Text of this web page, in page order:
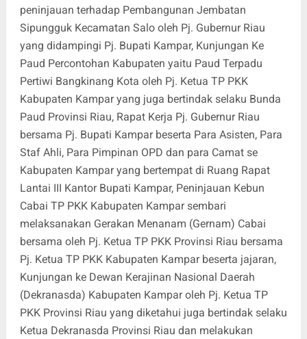
peninjauan terhadap Pembangunan Jembatan
Sipungguk Kecamatan Salo oleh Pj. Gubernur Riau
yang didampingi Pj. Bupati Kampar, Kunjungan Ke
Paud Percontohan Kabupaten yaitu Paud Terpadu
Pertiwi Bangkinang Kota oleh Pj. Ketua TP PKK
Kabupaten Kampar yang juga bertindak selaku Bunda
Paud Provinsi Riau, Rapat Kerja Pj. Gubernur Riau
bersama Pj. Bupati Kampar beserta Para Asisten, Para
Staf Ahli, Para Pimpinan OPD dan para Camat se
Kabupaten Kampar yang bertempat di Ruang Rapat
Lantai III Kantor Bupati Kampar, Peninjauan Kebun
Cabai TP PKK Kabupaten Kampar sembari
melaksanakan Gerakan Menanam (Gernam) Cabai
bersama oleh Pj. Ketua TP PKK Provinsi Riau bersama
Pj. Ketua TP PKK Kabupaten Kampar beserta jajaran,
Kunjungan ke Dewan Kerajinan Nasional Daerah
(Dekranasda) Kabupaten Kampar oleh Pj. Ketua TP
PKK Provinsi Riau yang diketahui juga bertindak selaku
Ketua Dekranasda Provinsi Riau dan melakukan